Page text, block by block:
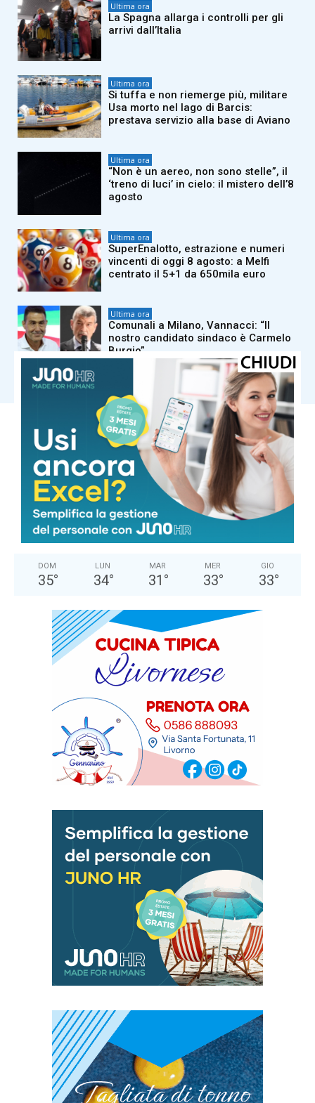
Ultima ora
La Spagna allarga i controlli per gli
arrivi dall’Italia
Ultima ora
Si tuffa e non riemerge più, militare
Usa morto nel lago di Barcis:
prestava servizio alla base di Aviano
Ultima ora
“Non è un aereo, non sono stelle”, il
‘treno di luci’ in cielo: il mistero dell’8
agosto
Ultima ora
SuperEnalotto, estrazione e numeri
vincenti di oggi 8 agosto: a Melfi
centrato il 5+1 da 650mila euro
Ultima ora
Comunali a Milano, Vannacci: “Il
nostro candidato sindaco è Carmelo
Burgio”
Carica altri
COMUNE DI MASSA
Cielo Sereno
25.4° C °
25.4°
DOM
35°
LUN
34°
MAR
31 °
MER
33°
GIO
33°